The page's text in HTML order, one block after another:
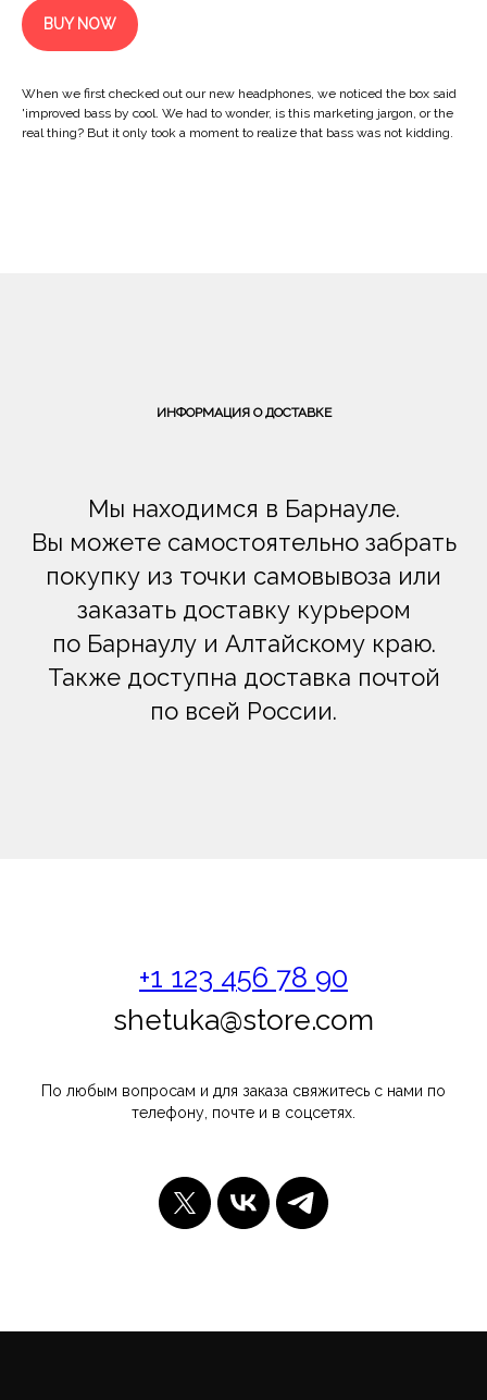
BUY NOW
When we first checked out our new headphones, we noticed the box said
'improved bass by cool. We had to wonder, is this marketing jargon, or the
real thing? But it only took a moment to realize that bass was not kidding.
ИНФОРМАЦИЯ О ДОСТАВКЕ
Мы находимся в Барнауле.
Вы можете самостоятельно забрать
покупку из точки самовывоза или
заказать доставку курьером
по Барнаулу и Алтайскому краю.
Также доступна доставка почтой
по всей России.
+1 123 456 78 90
shetuka@store.com
По любым вопросам и для заказа свяжитесь с нами по
телефону, почте и в соцсетях.
© 2009–2026 Два слова:
брендинговое агентство
8 800 201-50- 28
privetvam@dvaslova.com